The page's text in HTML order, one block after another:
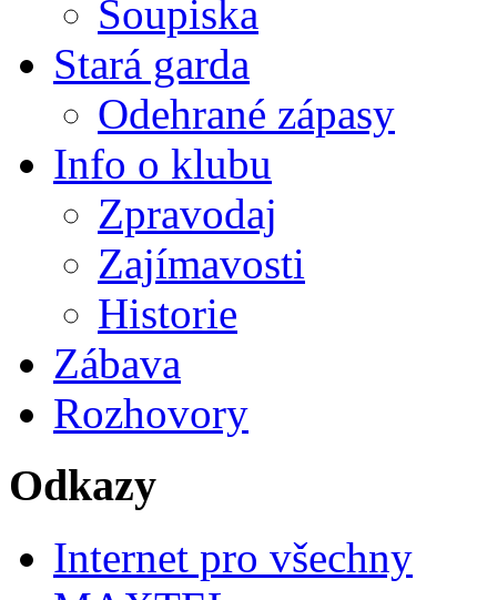
Soupiska
Stará garda
Odehrané zápasy
Info o klubu
Zpravodaj
Zajímavosti
Historie
Zábava
Rozhovory
Odkazy
Internet pro všechny